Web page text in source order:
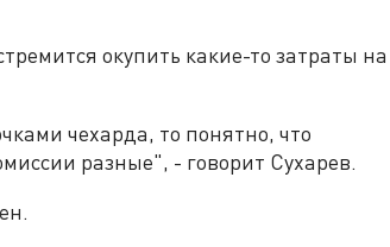
окупить какие-то затраты на
чехарда, то понятно, что
разные", - говорит Сухарев.